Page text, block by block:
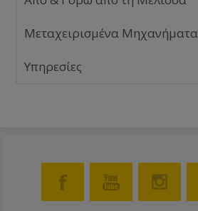
Μεταχειρισμένα Μηχανήματα
Υπηρεσίες